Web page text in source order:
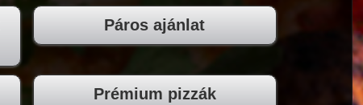
Páros ajánlat
Prémium pizzák